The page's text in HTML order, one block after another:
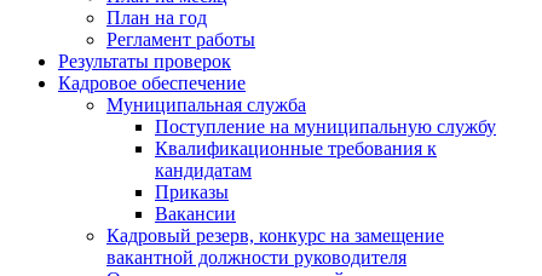
План на год
Регламент работы
Результаты проверок
Кадровое обеспечение
Муниципальная служба
Поступление на муниципальную службу
Квалификационные требования к
кандидатам
Приказы
Вакансии
Кадровый резерв, конкурс на замещение
вакантной должности руководителя